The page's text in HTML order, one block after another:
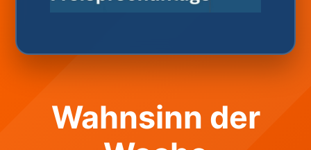
Wahnsinn der